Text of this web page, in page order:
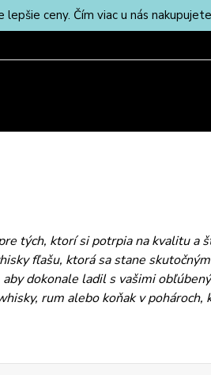
ceny. Čím viac u nás
tých, ktorí si potrpia na kvalitu a
fľašu, ktorá sa stane
dokonale ladil s vašimi
rum alebo koňak v